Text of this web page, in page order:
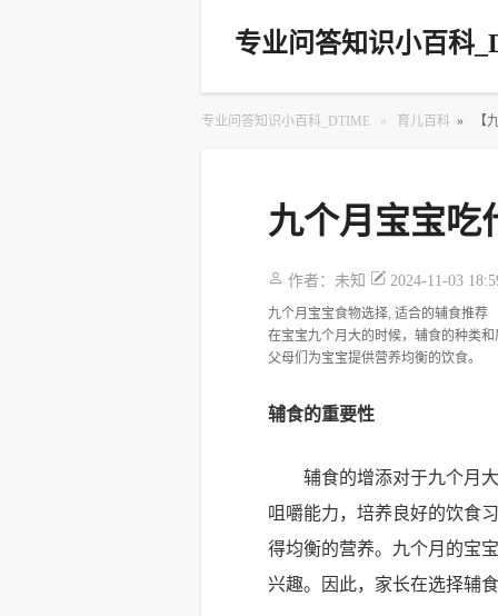
专业问答知识小百科
专业问答知识小百科_DTIME » 育儿百科 » 【
九个月宝宝吃
作者： 未知 2024-11-03
九个月宝宝食物选择, 适合的辅食推荐
在宝宝九个月大的时候，辅食的种类
父母们为宝宝提供营养均衡的饮食。
辅食的重要性
辅食的增添对于九个月
咀嚼能力，培养良好的饮食
得均衡的营养。九个月的宝
兴趣。因此，家长在选择辅